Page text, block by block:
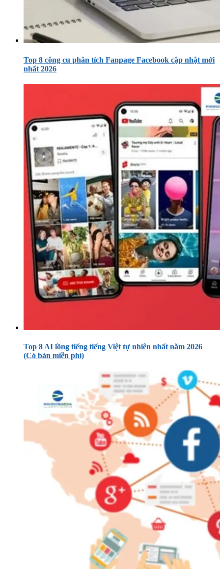
Top 8 công cụ phân tích Fanpage Facebook cập nhật mới
nhất 2026
Top 8 AI lồng tiếng tiếng Việt tự nhiên nhất năm 2026
(Có bản miễn phí)